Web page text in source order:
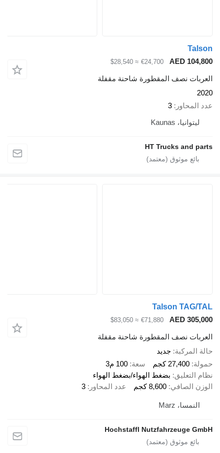
AED
€24,700
≈ $28,540
نصف المقطورة شاحنة مقفلة
المحاور 3
ليتوانيا، Kaunas
HT Trucks and
Talson TAG/
AED
€71,880
≈ $83,050
نصف المقطورة شاحنة مقفلة
المركبة جديد
27,400 كجم سعة
100 م3
التعليق بضغط الهواء/بضغط الهواء
الصافي 8,600 كجم عدد المحاور 3
النمسا، Marz
Hochstaffl Nutzfahrzeuge